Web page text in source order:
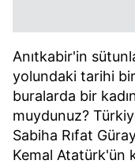
Anıtkabir'in
yolundaki tarihi bir
buralarda bir
muydunuz?
Sabiha Rıfat
Kemal Atatürk'ün